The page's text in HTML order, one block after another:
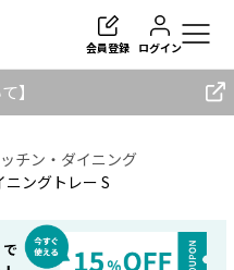
会員登録 ログイン
】
チン・ダイニング
ングトレー S